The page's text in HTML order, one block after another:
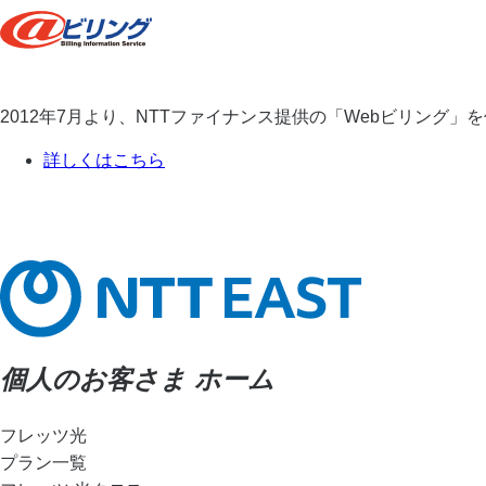
2012年7月より、NTTファイナンス提供の「Webビリング」
詳しくはこちら
個人のお客さま ホーム
フレッツ光
プラン一覧